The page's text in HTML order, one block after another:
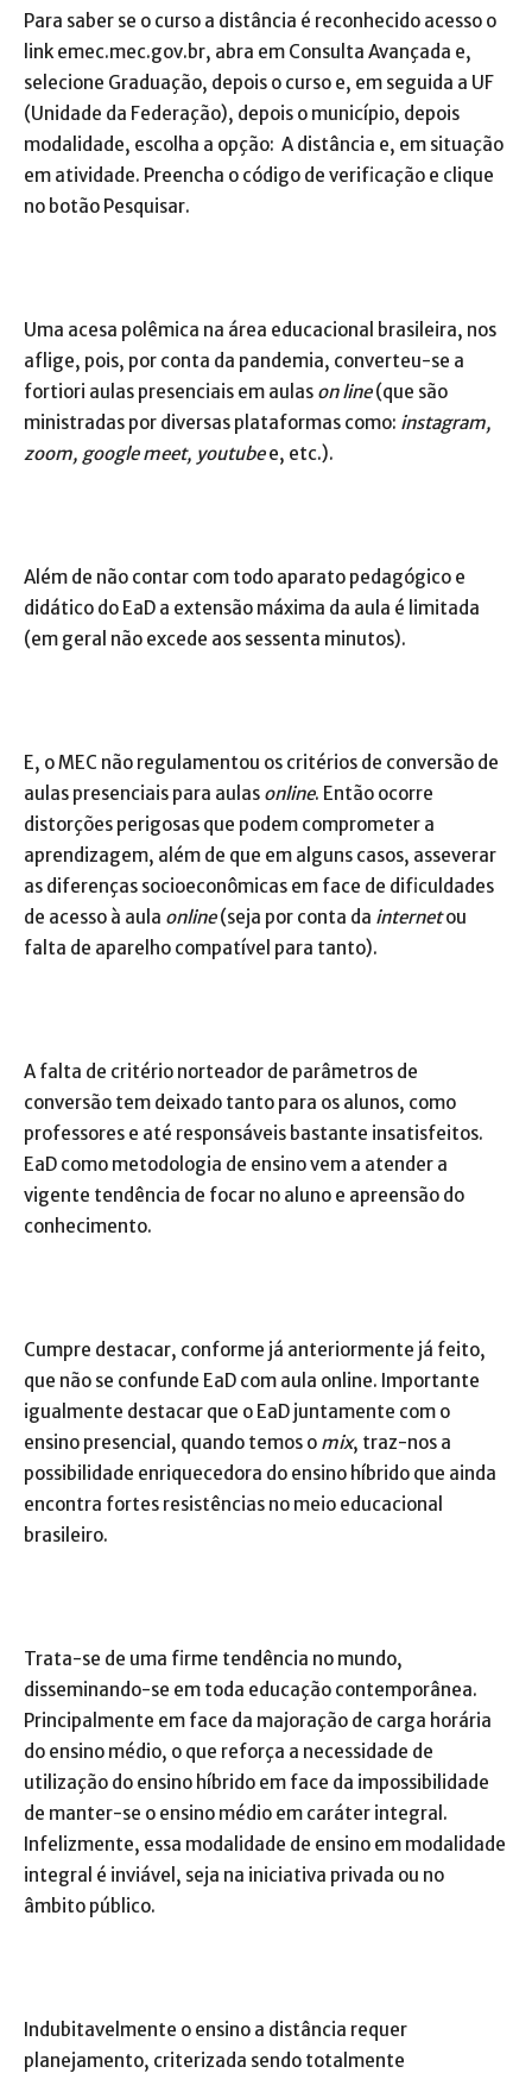
Para saber se o curso a distância é reconhecido acesso o
link emec.mec.gov.br, abra em Consulta Avançada e,
selecione Graduação, depois o curso e, em seguida a UF
(Unidade da Federação), depois o município, depois
modalidade, escolha a opção: A distância e, em situação
em atividade. Preencha o código de verificação e clique
no botão Pesquisar.
Uma acesa polêmica na área educacional brasileira, nos
aflige, pois, por conta da pandemia, converteu-se a
fortiori aulas presenciais em aulas on line(que são
ministradas por diversas plataformas como: instagram,
zoom, google meet, youtubee, etc.).
Além de não contar com todo aparato pedagógico e
didático do EaD a extensão máxima da aula é limitada
(em geral não excede aos sessenta minutos).
E, o MEC não regulamentou os critérios de conversão de
aulas presenciais para aulas online. Então ocorre
distorções perigosas que podem comprometer a
aprendizagem, além de que em alguns casos, asseverar
as diferenças socioeconômicas em face de dificuldades
de acesso à aula online(seja por conta da internetou
falta de aparelho compatível para tanto).
A falta de critério norteador de parâmetros de
conversão tem deixado tanto para os alunos, como
professores e até responsáveis bastante insatisfeitos.
EaD como metodologia de ensino vem a atender a
vigente tendência de focar no aluno e apreensão do
conhecimento.
Cumpre destacar, conforme já anteriormente já feito,
que não se confunde EaD com aula online. Importante
igualmente destacar que o EaD juntamente com o
ensino presencial, quando temos o mix, traz-nos a
possibilidade enriquecedora do ensino híbrido que ainda
encontra fortes resistências no meio educacional
brasileiro.
Trata-se de uma firme tendência no mundo,
disseminando-se em toda educação contemporânea.
Principalmente em face da majoração de carga horária
do ensino médio, o que reforça a necessidade de
utilização do ensino híbrido em face da impossibilidade
de manter-se o ensino médio em caráter integral.
Infelizmente, essa modalidade de ensino em modalidade
integral é inviável, seja na iniciativa privada ou no
âmbito público.
Indubitavelmente o ensino a distância requer
planejamento, criterizada sendo totalmente